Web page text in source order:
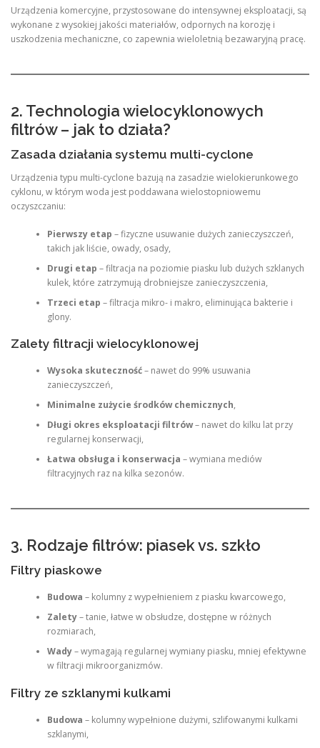
Urządzenia komercyjne, przystosowane do intensywnej eksploatacji, są
wykonane z wysokiej jakości materiałów, odpornych na korozję i
uszkodzenia mechaniczne, co zapewnia wieloletnią bezawaryjną pracę.
2. Technologia wielocyklonowych
filtrów – jak to działa?
Zasada działania systemu multi-cyclone
Urządzenia typu multi-cyclone bazują na zasadzie wielokierunkowego
cyklonu, w którym woda jest poddawana wielostopniowemu
oczyszczaniu:
Pierwszy etap – fizyczne usuwanie dużych zanieczyszczeń,
takich jak liście, owady, osady,
Drugi etap – filtracja na poziomie piasku lub dużych szklanych
kulek, które zatrzymują drobniejsze zanieczyszczenia,
Trzeci etap – filtracja mikro- i makro, eliminująca bakterie i
glony.
Zalety filtracji wielocyklonowej
Wysoka skuteczność– nawet do 99% usuwania
zanieczyszczeń,
Minimalne zużycie środków chemicznych,
Długi okres eksploatacji filtrów– nawet do kilku lat przy
regularnej konserwacji,
Łatwa obsługa i konserwacja – wymiana mediów
filtracyjnych raz na kilka sezonów.
3. Rodzaje filtrów: piasek vs. szkło
Filtry piaskowe
Budowa – kolumny z wypełnieniem z piasku kwarcowego,
Zalety– tanie, łatwe w obsłudze, dostępne w różnych
rozmiarach,
Wady– wymagają regularnej wymiany piasku, mniej efektywne
w filtracji mikroorganizmów.
Filtry ze szklanymi kulkami
Budowa – kolumny wypełnione dużymi, szlifowanymi kulkami
szklanymi,